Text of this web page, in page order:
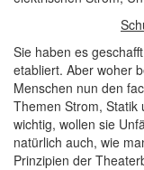
Sie haben es
etabliert. Aber woher
Menschen nun den
Themen Strom, Statik
wichtig, wollen sie
natürlich auch, wie
Prinzipien der